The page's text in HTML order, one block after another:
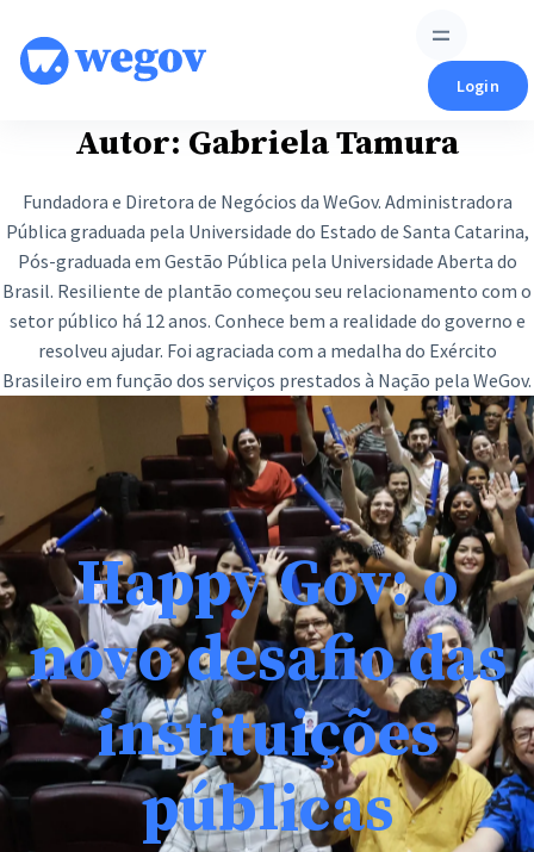
content
Login
Autor: Gabriela Tamura
Fundadora e Diretora de Negócios da WeGov. Administradora
Pública graduada pela Universidade do Estado de Santa Catarina,
Pós-graduada em Gestão Pública pela Universidade Aberta do
Brasil. Resiliente de plantão começou seu relacionamento com o
setor público há 12 anos. Conhece bem a realidade do governo e
resolveu ajudar. Foi agraciada com a medalha do Exército
Brasileiro em função dos serviços prestados à Nação pela WeGov.
Happy Gov: o
novo desafio das
instituições
públicas